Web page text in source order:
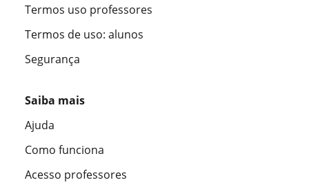
Termos uso professores
Termos de uso: alunos
Segurança
Saiba mais
Ajuda
Como funciona
Acesso professores